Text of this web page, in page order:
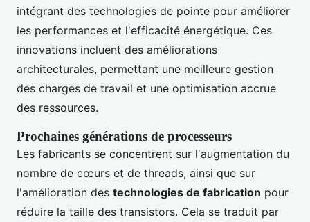
intégrant des technologies de pointe pour améliorer
les performances et l'efficacité énergétique. Ces
innovations incluent des améliorations
architecturales, permettant une meilleure gestion
des charges de travail et une optimisation accrue
des ressources.
Prochaines générations de processeurs
Les fabricants se concentrent sur l'augmentation du
nombre de cœurs et de threads, ainsi que sur
l'amélioration des technologies de fabrication pour
réduire la taille des transistors. Cela se traduit par